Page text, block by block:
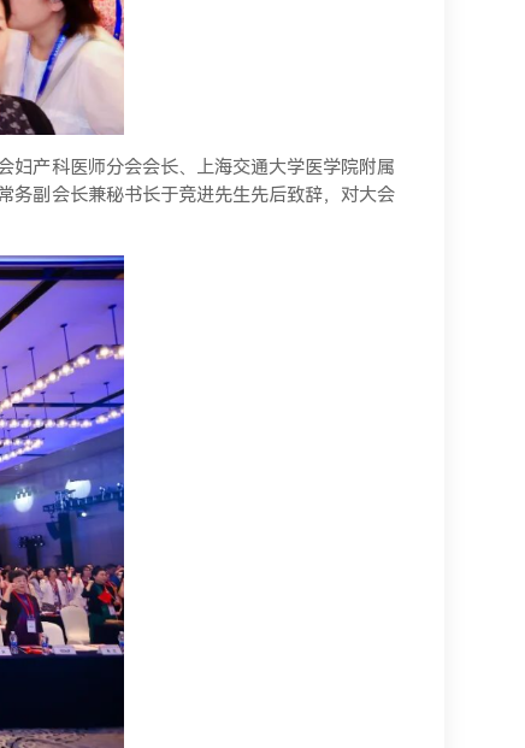
妇产科医师分会会长、上海交通大学医学院附属
务副会长兼秘书长于竞进先生先后致辞，对大会